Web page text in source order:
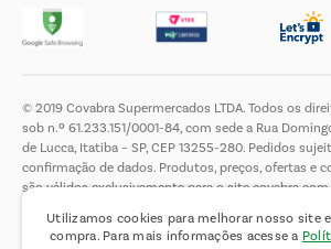
Utilizamos cookies para melhorar nosso site
compra. Para mais informações acesse a
© 2019 Covabra Supermercados LTDA. Todos os
sob n.º 61.233.151/0001-84, com sede a Rua
de Lucca, Itatiba – SP, CEP 13255-280. Pedidos
confirmação de dados. Produtos, preços, ofertas e
são válidos exclusivamente para o site
de limitar a quantidade máxima de produtos por